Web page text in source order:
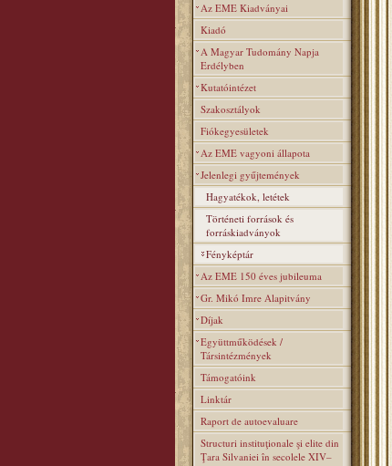
Az EME Kiadványai
Kiadó
A Magyar Tudomány Napja
Erdélyben
Kutatóintézet
Szakosztályok
Fiókegyesületek
Az EME vagyoni állapota
Jelenlegi gyűjtemények
Hagyatékok, letétek
Történeti források és
forráskiadványok
Fényképtár
Az EME 150 éves jubileuma
Gr. Mikó Imre Alapitvány
Díjak
Együttműködések /
Társintézmények
Támogatóink
Linktár
Raport de autoevaluare
Structuri instituţionale şi elite din
Ţara Silvaniei în secolele XIV–